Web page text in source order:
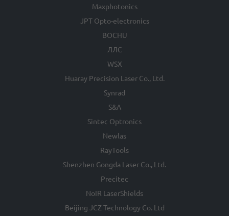
Maxphotonics
JPT Opto-electronics
BOCHU
ЛЛС
WSX
Huaray Precision Laser Co., Ltd.
Synrad
S&A
Sintec Optronics
Newlas
RayTools
Shenzhen Gongda Laser Co., Ltd.
Precitec
NoIR LaserShields
Beijing JCZ Technology Co. Ltd